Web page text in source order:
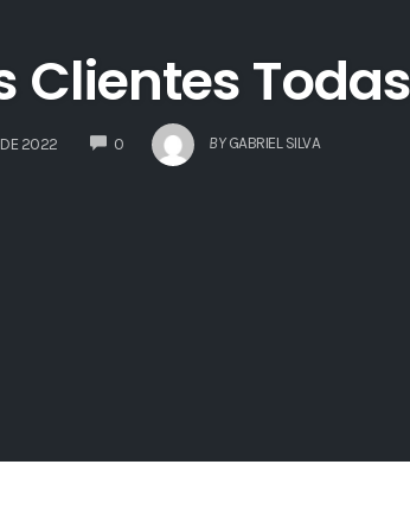
DE 2022 0COMMENTS BY GABRIEL SILVA